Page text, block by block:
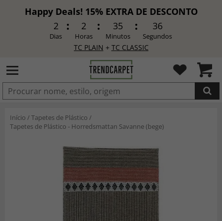
Happy Deals! 15% EXTRA DE DESCONTO
2
Dias
2
Horas
35
Minutos
34
Segundos
TC PLAIN + TC CLASSIC
Início /Tapetes de Plástico /
Tapetes de Plástico - Horredsmattan Savanne (bege)